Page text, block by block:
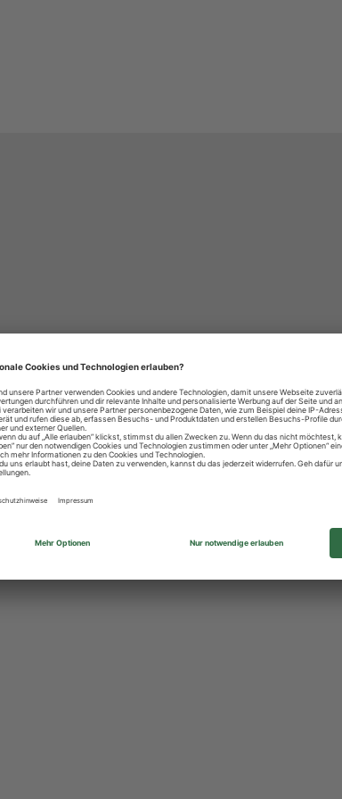
Einstellungen